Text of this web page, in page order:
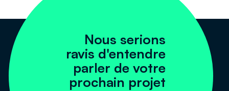
Nous serions
ravis d'entendre
parler de votre
prochain projet